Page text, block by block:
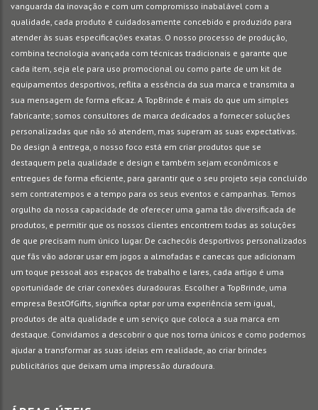
vanguarda da inovação e com um compromisso inabalável com a
qualidade, cada produto é cuidadosamente concebido e produzido para
atender às suas especificações exatas. O nosso processo de produção,
combina tecnologia avançada com técnicas tradicionais e garante que
cada item, seja ele para uso promocional ou como parte de um kit de
equipamentos desportivos, reflita a essência da sua marca e transmita a
sua mensagem de forma eficaz. A TopBrinde é mais do que um simples
fabricante; somos consultores de marca dedicados a fornecer soluções
personalizadas que não só atendem, mas superam as suas expectativas.
Do design à entrega, o nosso foco está em criar produtos que se
destaquem pela qualidade e design e também sejam econômicos e
entregues de forma eficiente, para garantir que o seu projeto seja concluído
sem contratempos e a tempo para os seus eventos e campanhas. Temos
orgulho da nossa capacidade de oferecer uma gama tão diversificada de
produtos, e permitir que os nossos clientes encontrem todas as soluções
de que precisam num único lugar. De cachecóis desportivos personalizados
que fãs vão adorar usar em jogos a almofadas e canecas que adicionam
um toque pessoal aos espaços de trabalho e lares, cada artigo é uma
oportunidade de criar conexões duradouras. Escolher a TopBrinde, uma
empresa BestOfGifts, significa optar por uma experiência sem igual,
produtos de alta qualidade e um serviço que coloca a sua marca em
destaque. Convidamos a descobrir o que nos torna únicos e como podemos
ajudar a transformar as suas ideias em realidade, ao criar brindes
publicitários que deixam uma impressão duradoura.